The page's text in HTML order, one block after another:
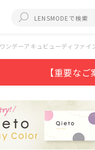
ワンデーアキュビューディファ
【重要な